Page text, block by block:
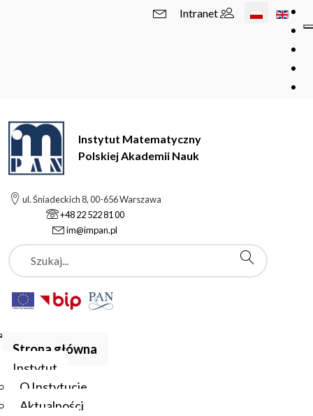
Wybierz swój
Intranet
Instytut Matematyczny
Polskiej Akademii Nauk
ul. Śniadeckich 8, 00-656 Warszawa
+48 22 522 81 00
im@impan.pl
Szukaj
Strona główna
Instytut
O Instytucie
Aktualności